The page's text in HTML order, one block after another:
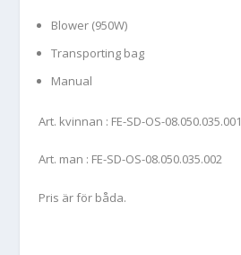
Blower (950W)
Transporting bag
Manual
Art. kvinnan : FE-SD-OS-08.050.035.001
Art. man : FE-SD-OS-08.050.035.002
Pris är för båda.